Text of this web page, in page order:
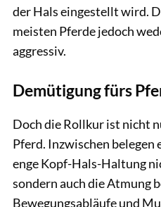
der Hals eingestellt wird.
meisten Pferde jedoch
aggressiv.
Demütigung fürs
Doch die Rollkur ist nicht
Pferd. Inzwischen belegen
enge Kopf-Hals-Haltung
sondern auch die Atmung
Bewegungsabläufe und